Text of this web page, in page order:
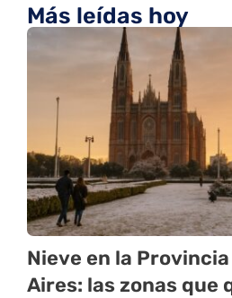
Más leídas hoy
Nieve en la
Aires: las zonas que